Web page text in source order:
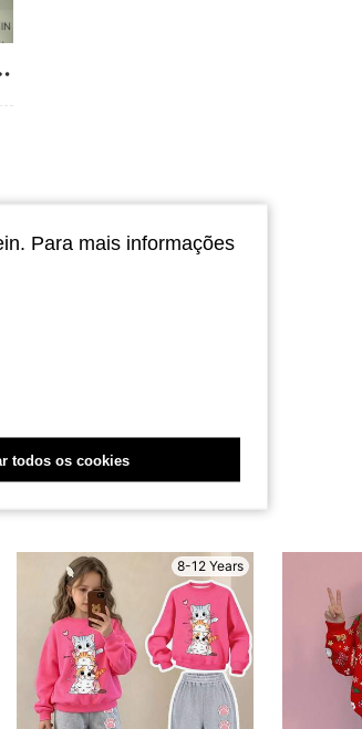
8-12 Years
Para mais informações
todos os cookies